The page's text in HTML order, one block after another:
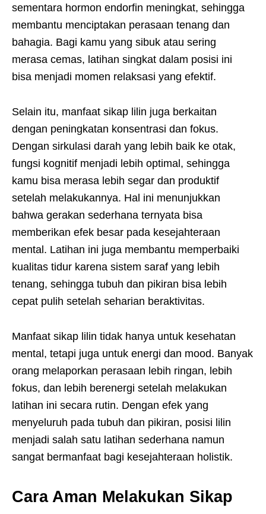
sementara hormon endorfin meningkat, sehingga
membantu menciptakan perasaan tenang dan
bahagia. Bagi kamu yang sibuk atau sering
merasa cemas, latihan singkat dalam posisi ini
bisa menjadi momen relaksasi yang efektif.
Selain itu, manfaat sikap lilin juga berkaitan
dengan peningkatan konsentrasi dan fokus.
Dengan sirkulasi darah yang lebih baik ke otak,
fungsi kognitif menjadi lebih optimal, sehingga
kamu bisa merasa lebih segar dan produktif
setelah melakukannya. Hal ini menunjukkan
bahwa gerakan sederhana ternyata bisa
memberikan efek besar pada kesejahteraan
mental. Latihan ini juga membantu memperbaiki
kualitas tidur karena sistem saraf yang lebih
tenang, sehingga tubuh dan pikiran bisa lebih
cepat pulih setelah seharian beraktivitas.
Manfaat sikap lilin tidak hanya untuk kesehatan
mental, tetapi juga untuk energi dan mood. Banyak
orang melaporkan perasaan lebih ringan, lebih
fokus, dan lebih berenergi setelah melakukan
latihan ini secara rutin. Dengan efek yang
menyeluruh pada tubuh dan pikiran, posisi lilin
menjadi salah satu latihan sederhana namun
sangat bermanfaat bagi kesejahteraan holistik.
Cara Aman Melakukan Sikap